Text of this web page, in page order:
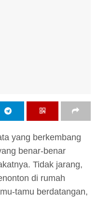
yang berkembang
benar-benar
Tidak jarang,
di rumah
tamu berdatangan,